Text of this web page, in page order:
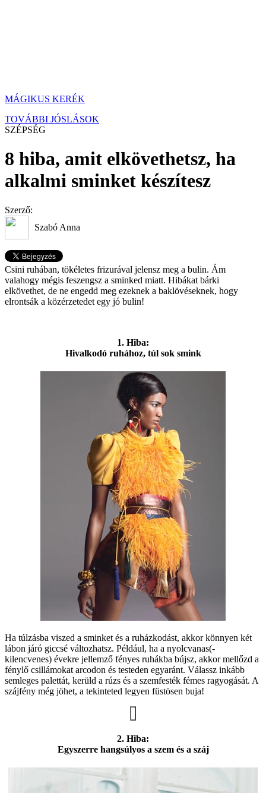
MÁGIKUS KERÉK
TOVÁBBI JÓSLÁSOK
SZÉPSÉG
8 hiba, amit elkövethetsz, ha
alkalmi sminket készítesz
Szerző:
Szabó Anna
Csini ruhában, tökéletes frizurával jelensz meg a bulin. Ám
valahogy mégis feszengsz a sminked miatt. Hibákat bárki
elkövethet, de ne engedd meg ezeknek a baklövéseknek, hogy
elrontsák a közérzetedet egy jó bulin!
1. Hiba:
Hivalkodó ruhához, túl sok smink
Ha túlzásba viszed a sminket és a ruházkodást, akkor könnyen két
lábon járó giccsé változhatsz. Például, ha a nyolcvanas(-
kilencvenes) évekre jellemző fényes ruhákba bújsz, akkor mellőzd a
fénylő csillámokat arcodon és testeden egyaránt. Válassz inkább
semleges palettát, kerüld a rúzs és a szemfesték fémes ragyogását. A
szájfény még jöhet, a tekinteted legyen füstösen buja!
2. Hiba:
Egyszerre hangsúlyos a szem és a száj